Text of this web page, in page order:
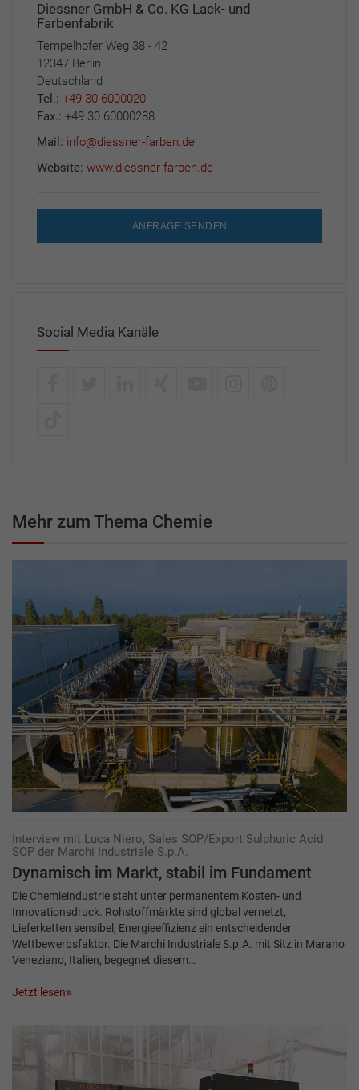
Diessner GmbH & Co. KG Lack- und
Farbenfabrik
Tempelhofer Weg 38 - 42
12347 Berlin
Deutschland
Tel.: +49 30 6000020
Fax.: +49 30 60000288
Mail: info@diessner-farben.de
Website: www.diessner-farben.de
ANFRAGE SENDEN
Social Media Kanäle
Mehr zum Thema Chemie
Interview mit Luca Niero, Sales SOP/Export Sulphuric Acid
SOP der Marchi Industriale S.p.A.
Dynamisch im Markt, stabil im Fundament
Die Chemieindustrie steht unter permanentem Kosten- und
Innovationsdruck. Rohstoffmärkte sind global vernetzt,
Lieferketten sensibel, Energieeffizienz ein entscheidender
Wettbewerbsfaktor. Die Marchi Industriale S.p.A. mit Sitz in Marano
Veneziano, Italien, begegnet diesem…
Jetzt lesen